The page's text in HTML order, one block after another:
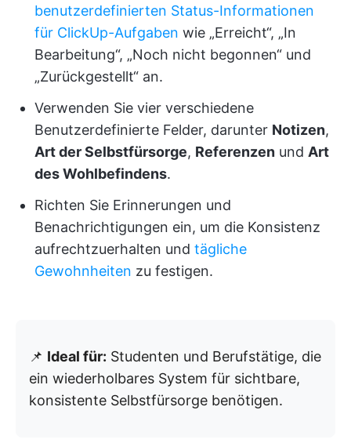
benutzerdefinierten Status-Informationen
für ClickUp-Aufgaben wie „Erreicht“, „In
Bearbeitung“, „Noch nicht begonnen“ und
„Zurückgestellt“ an.
Verwenden Sie vier verschiedene
Benutzerdefinierte Felder, darunter Notizen,
Art der Selbstfürsorge, Referenzen und Art
des Wohlbefindens.
Richten Sie Erinnerungen und
Benachrichtigungen ein, um die Konsistenz
aufrechtzuerhalten und tägliche
Gewohnheiten zu festigen.
📌 Ideal für: Studenten und Berufstätige, die
ein wiederholbares System für sichtbare,
konsistente Selbstfürsorge benötigen.